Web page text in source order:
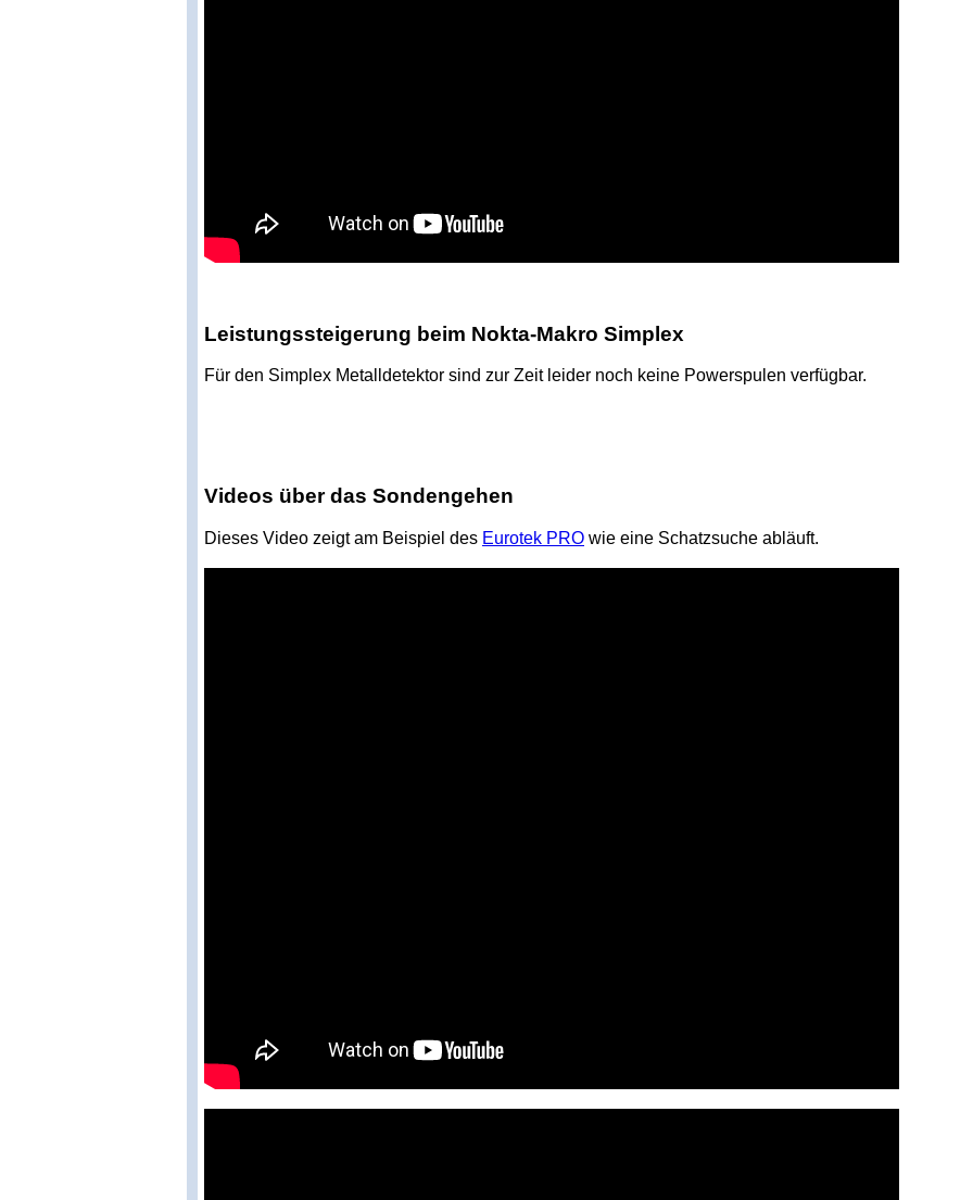
Leistungssteigerung beim Nokta-Makro Simplex
Für den Simplex Metalldetektor sind zur Zeit leider noch keine Powerspulen verfügbar.
Videos über das Sondengehen
Dieses Video zeigt am Beispiel des Eurotek PRO wie eine Schatzsuche abläuft.